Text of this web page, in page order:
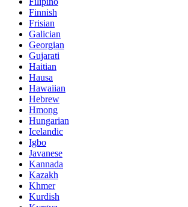
Finnish
Frisian
Galician
Georgian
Gujarati
Haitian
Hausa
Hawaiian
Hebrew
Hmong
Hungarian
Icelandic
Igbo
Javanese
Kannada
Kazakh
Khmer
Kurdish